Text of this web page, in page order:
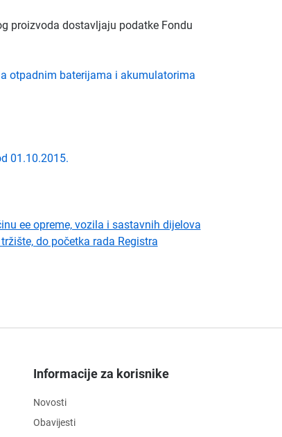
proizvoda dostavljaju podatke Fondu
otpadnim baterijama i akumulatorima
01.10.2015.
ee opreme, vozila i sastavnih dijelova
do početka rada Registra
Informacije za korisnike
Novosti
Obavijesti